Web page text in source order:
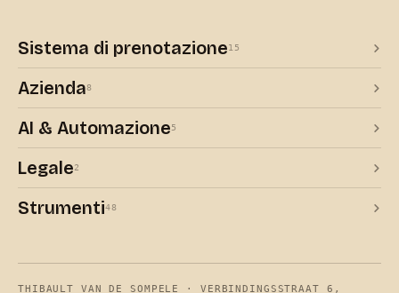
Sistema di prenotazione15
Azienda8
AI & Automazione5
Legale2
Strumenti48
THIBAULT VAN DE SOMPELE · VERBINDINGSSTRAAT 6,